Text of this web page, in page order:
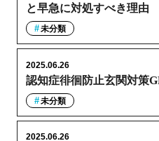
と早急に対処すべき理由
未分類
認知症徘徊防止玄関対策
2025.06.26
未分類
2025.06.26